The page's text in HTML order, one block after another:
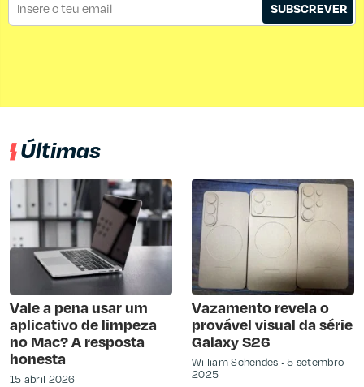
SUBSCREVER
Últimas
Vale a pena usar um
aplicativo de limpeza
no Mac? A resposta
honesta
15 abril 2026
Vazamento revela o
provável visual da série
Galaxy S26
William Schendes
5 setembro
2025